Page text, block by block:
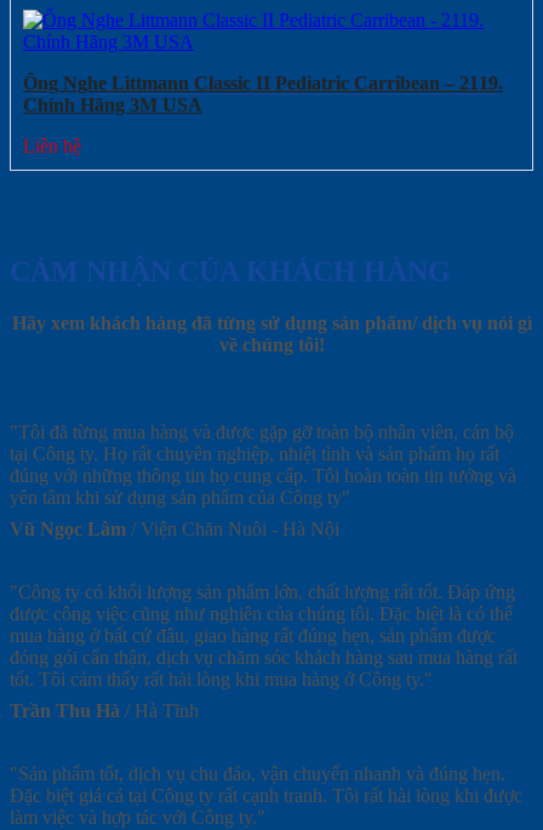
Ống Nghe Littmann Classic II Pediatric Carribean – 2119.
Chính Hãng 3M USA
Liên hệ
CẢM NHẬN CỦA KHÁCH HÀNG
Hãy xem khách hàng đã từng sử dụng sản phẩm/ dịch vụ nói gì
về chúng tôi!
"Tôi đã từng mua hàng và được gặp gỡ toàn bộ nhân viên, cán bộ
tại Công ty. Họ rất chuyên nghiệp, nhiệt tình và sản phẩm họ rất
đúng với những thông tin họ cung cấp. Tôi hoàn toàn tin tưởng và
yên tâm khi sử dụng sản phẩm của Công ty"
Vũ Ngọc Lâm / Viện Chăn Nuôi - Hà Nội
"Công ty có khối lượng sản phẩm lớn, chất lượng rất tốt. Đáp ứng
được công việc cũng như nghiên của chúng tôi. Đặc biệt là có thể
mua hàng ở bất cứ đâu, giao hàng rất đúng hẹn, sản phẩm được
đóng gói cẩn thận, dịch vụ chăm sóc khách hàng sau mua hàng rất
tốt. Tôi cảm thấy rất hài lòng khi mua hàng ở Công ty."
Trần Thu Hà / Hà Tĩnh
"Sản phẩm tốt, dịch vụ chu đáo, vận chuyển nhanh và đúng hẹn.
Đặc biệt giá cả tại Công ty rất cạnh tranh. Tôi rất hài lòng khi được
làm việc và hợp tác với Công ty."